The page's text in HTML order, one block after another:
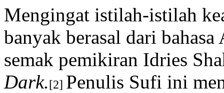
Mengingat istilah-istilah
banyak berasal dari
semak pemikiran Idries
Dark.[2] Penulis Sufi ini